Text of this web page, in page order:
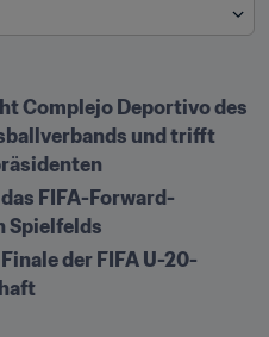
Complejo Deportivo des
und trifft
FIFA-Forward-
Spielfelds
der FIFA U-20-